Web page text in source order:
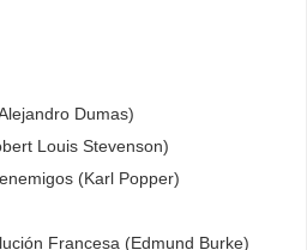
Dumas)
Louis Stevenson)
(Karl Popper)
Francesa (Edmund Burke)